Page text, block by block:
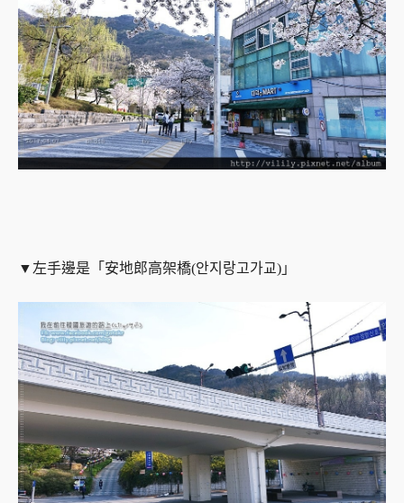
▼左手邊是「安地郎高架橋(안지랑고가교)」